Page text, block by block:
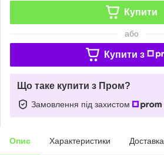
Купити
або
Купити з
Що таке купити з Пром?
Замовлення під захистом
Опис Характеристики Доставка